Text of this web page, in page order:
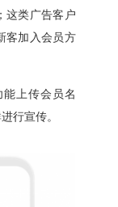
这类广告客户
客加入会员方
上传会员名
行宣传。